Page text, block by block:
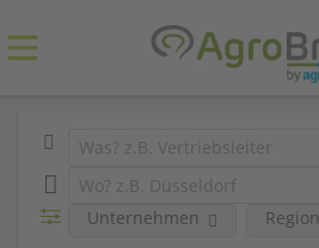
Unternehmen Region